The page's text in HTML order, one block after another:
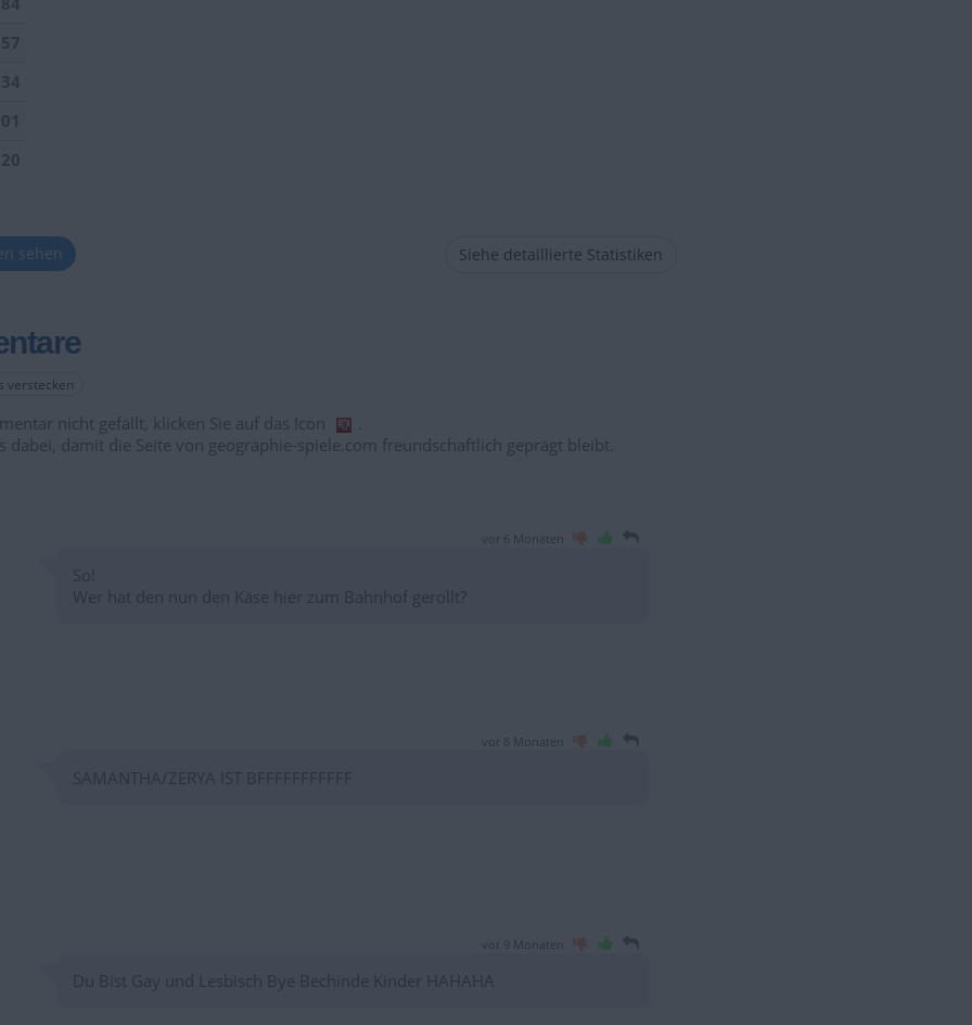
sehen Siehe detaillierte Statistiken
verstecken
nicht gefällt, klicken Sie auf das Icon
dabei, damit die Seite von geographie-spiele.com freundschaftlich geprägt bleibt.
vor 6 Monaten
So!
Wer hat den nun den Käse hier zum Bahnhof gerollt?
vor 8 Monaten
SAMANTHA/ZERYA IST BFFFFFFFFFFF
vor 9 Monaten
Du Bist Gay und Lesbisch Bye Bechinde Kinder HAHAHA